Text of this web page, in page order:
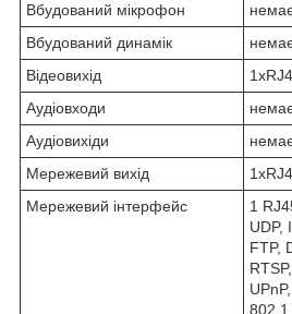
Вбудований мікрофон
Вбудований динамік
Відеовихід
Аудіовходи
Аудіовихіди
Мережевий вихід
Мережевий інтерфейс
1
UDP,
FTP,
802.1